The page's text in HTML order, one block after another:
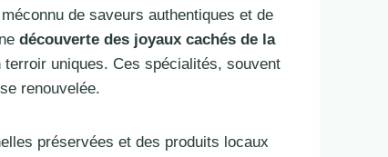
de saveurs authentiques et de
découverte des joyaux cachés de la
terroir uniques. Ces spécialités, souvent
renouvelée.
préservées et des produits locaux